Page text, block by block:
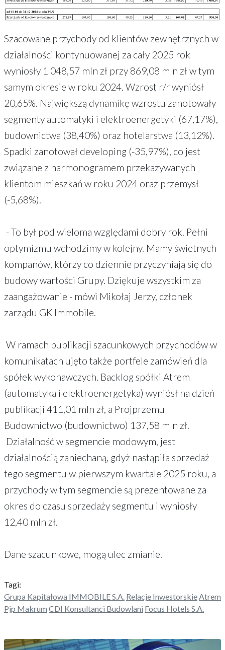
Szacowane przychody od klientów zewnętrznych w
działalności kontynuowanej za cały 2025 rok
wyniosły 1 048,57 mln zł przy 869,08 mln zł w tym
samym okresie w roku 2024. Wzrost r/r wyniósł
20,65%. Największą dynamikę wzrostu zanotowały
segmenty automatyki i elektroenergetyki (67,17%),
budownictwa (38,40%) oraz hotelarstwa (13,12%).
Spadki zanotował developing (-35,97%), co jest
związane z harmonogramem przekazywanych
klientom mieszkań w roku 2024 oraz przemysł
(-5,68%).
- To był pod wieloma względami dobry rok. Pełni
optymizmu wchodzimy w kolejny. Mamy świetnych
kompanów, którzy co dziennie przyczyniają się do
budowy wartości Grupy. Dziękuje wszystkim za
zaangażowanie - mówi Mikołaj Jerzy, członek
zarządu GK Immobile.
W ramach publikacji szacunkowych przychodów w
komunikatach ujęto także portfele zamówień dla
spółek wykonawczych. Backlog spółki Atrem
(automatyka i elektroenergetyka) wyniósł na dzień
publikacji 411,01 mln zł, a Projprzemu
Budownictwo (budownictwo) 137,58 mln zł.
Działalność w segmencie modowym, jest
działalnością zaniechaną, gdyż nastąpiła sprzedaż
tego segmentu w pierwszym kwartale 2025 roku, a
przychody w tym segmencie są prezentowane za
okres do czasu sprzedaży segmentu i wyniosły
12,40 mln zł.
Dane szacunkowe, mogą ulec zmianie.
Tagi:
Grupa Kapitałowa IMMOBILE S.A. Relacje InwestorskieAtrem
Pjp Makrum CDI Konsultanci Budowlani Focus Hotels S.A.